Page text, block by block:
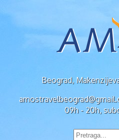
Beograd,
09h - 20h,